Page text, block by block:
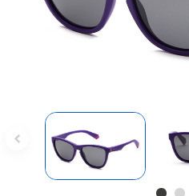
Previous